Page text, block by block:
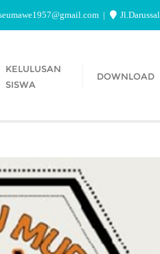
KELULUSAN
SISWA
DOWNLOAD